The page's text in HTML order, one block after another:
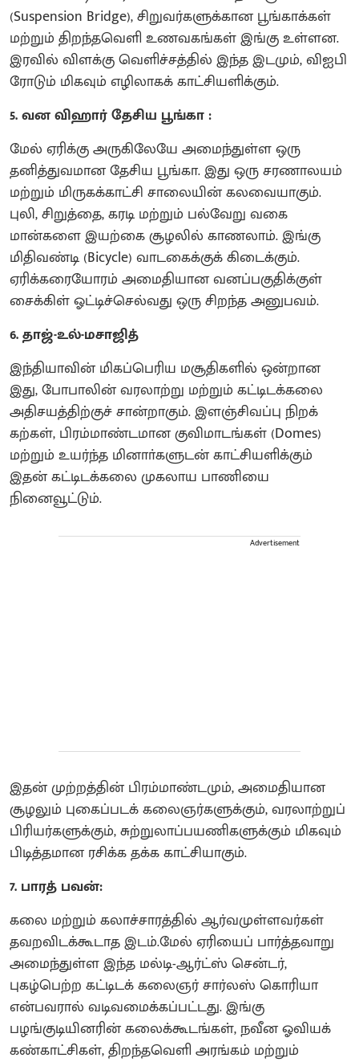
(Suspension Bridge), சிறுவர்களுக்கான பூங்காக்கள்
மற்றும் திறந்தவெளி உணவகங்கள் இங்கு உள்ளன.
இரவில் விளக்கு வெளிச்சத்தில் இந்த இடமும், விஐபி
ரோடும் மிகவும் எழிலாகக் காட்சியளிக்கும்.
5. வன விஹார் தேசிய பூங்கா :
மேல் ஏரிக்கு அருகிலேயே அமைந்துள்ள ஒரு
தனித்துவமான தேசிய பூங்கா. இது ஒரு சரணாலயம்
மற்றும் மிருகக்காட்சி சாலையின் கலவையாகும்.
புலி, சிறுத்தை, கரடி மற்றும் பல்வேறு வகை
மான்களை இயற்கை சூழலில் காணலாம். இங்கு
மிதிவண்டி (Bicycle) வாடகைக்குக் கிடைக்கும்.
ஏரிக்கரையோரம் அமைதியான வனப்பகுதிக்குள்
சைக்கிள் ஓட்டிச்செல்வது ஒரு சிறந்த அனுபவம்.
6. தாஜ்-உல்-மசாஜித்
இந்தியாவின் மிகப்பெரிய மசூதிகளில் ஒன்றான
இது, போபாலின் வரலாற்று மற்றும் கட்டிடக்கலை
அதிசயத்திற்குச் சான்றாகும். இளஞ்சிவப்பு நிறக்
கற்கள், பிரம்மாண்டமான குவிமாடங்கள் (Domes)
மற்றும் உயர்ந்த மினாா்களுடன் காட்சியளிக்கும்
இதன் கட்டிடக்கலை முகலாய பாணியை
நினைவூட்டும்.
Advertisement
இதன் முற்றத்தின் பிரம்மாண்டமும், அமைதியான
சூழலும் புகைப்படக் கலைஞர்களுக்கும், வரலாற்றுப்
பிரியர்களுக்கும், சுற்றுலாப்பயணிகளுக்கும் மிகவும்
பிடித்தமான ரசிக்க தக்க காட்சியாகும்.
7. பாரத் பவன்:
கலை மற்றும் கலாச்சாரத்தில் ஆர்வமுள்ளவர்கள்
தவறவிடக்கூடாத இடம்.மேல் ஏரியைப் பார்த்தவாறு
அமைந்துள்ள இந்த மல்டி-ஆர்ட்ஸ் சென்டர்,
புகழ்பெற்ற கட்டிடக் கலைஞர் சார்லஸ் கொரியா
என்பவரால் வடிவமைக்கப்பட்டது. இங்கு
பழங்குடியினரின் கலைக்கூடங்கள், நவீன ஓவியக்
கண்காட்சிகள், திறந்தவெளி அரங்கம் மற்றும்